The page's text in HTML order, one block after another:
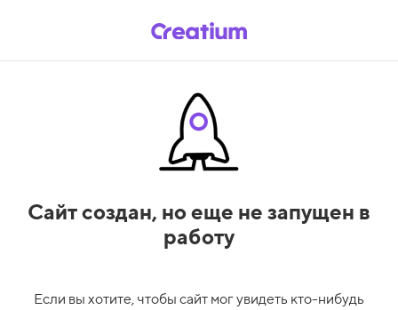
Сайт создан, но еще не запущен в
работу
Если вы хотите, чтобы сайт мог увидеть кто-нибудь